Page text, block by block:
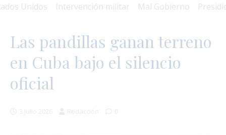
Unidos Intervención militar Mal Gobierno Presidio
Las pandillas ganan terreno
en Cuba bajo el silencio
oficial